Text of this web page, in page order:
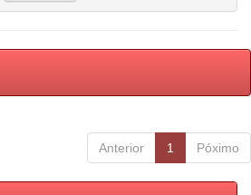
Anterior 1 Póximo